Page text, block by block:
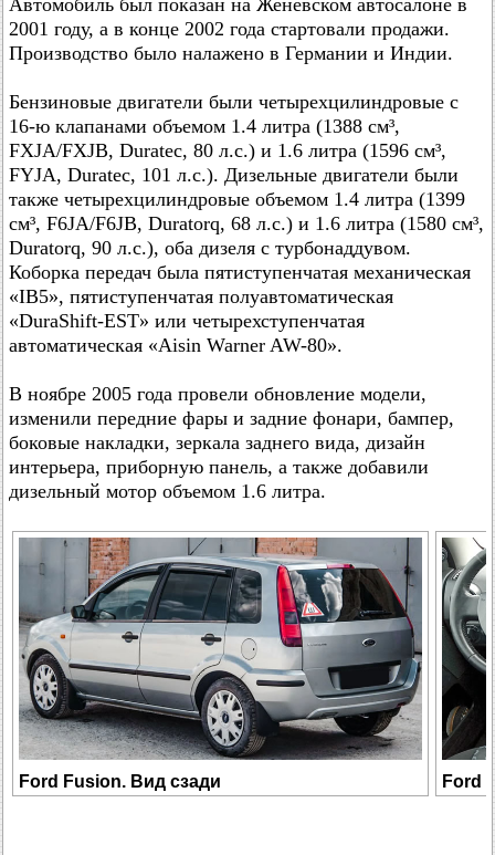
Автомобиль был показан на Женевском автосалоне в
2001 году, а в конце 2002 года стартовали продажи.
Производство было налажено в Германии и Индии.
Бензиновые двигатели были четырехцилиндровые с
16-ю клапанами объемом 1.4 литра (1388 см³,
FXJA/FXJB, Duratec, 80 л.с.) и 1.6 литра (1596 см³,
FYJA, Duratec, 101 л.с.). Дизельные двигатели были
также четырехцилиндровые объемом 1.4 литра (1399
см³, F6JA/F6JB, Duratorq, 68 л.с.) и 1.6 литра (1580 см³,
Duratorq, 90 л.с.), оба дизеля с турбонаддувом.
Коборка передач была пятиступенчатая механическая
«IB5», пятиступенчатая полуавтоматическая
«DuraShift-EST» или четырехступенчатая
автоматическая «Aisin Warner AW-80».
В ноябре 2005 года провели обновление модели,
изменили передние фары и задние фонари, бампер,
боковые накладки, зеркала заднего вида, дизайн
интерьера, приборную панель, а также добавили
дизельный мотор объемом 1.6 литра.
Ford Fusion. Вид сзади Ford